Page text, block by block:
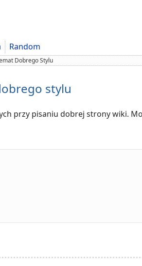
Random
Dobrego Stylu
stylu
przy pisaniu dobrej strony wiki.